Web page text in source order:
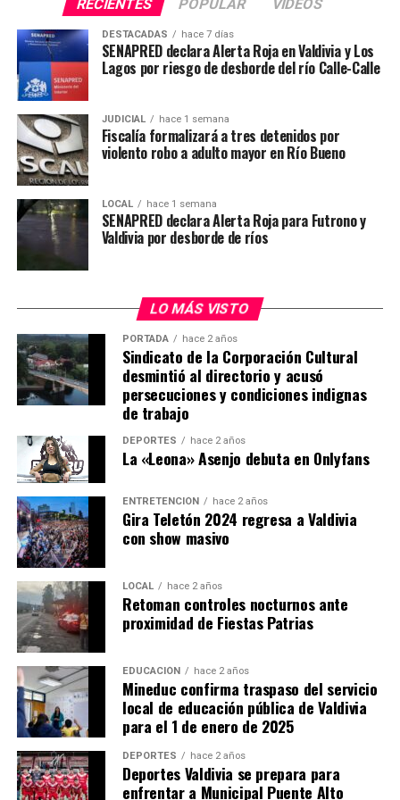
Post Views: 1.068
RECIENTES POPULAR VIDEOS
DESTACADAS hace 7 días
SENAPRED declara Alerta Roja en Valdivia y Los
Lagos por riesgo de desborde del río Calle-Calle
JUDICIAL hace 1 semana
Fiscalía formalizará a tres detenidos por
violento robo a adulto mayor en Río Bueno
LOCAL hace 1 semana
SENAPRED declara Alerta Roja para Futrono y
Valdivia por desborde de ríos
LO MÁS VISTO
PORTADA hace 2 años
Sindicato de la Corporación Cultural
desmintió al directorio y acusó
persecuciones y condiciones indignas
de trabajo
DEPORTES hace 2 años
La «Leona» Asenjo debuta en Onlyfans
ENTRETENCIÓN hace 2 años
Gira Teletón 2024 regresa a Valdivia
con show masivo
LOCAL hace 2 años
Retoman controles nocturnos ante
proximidad de Fiestas Patrias
EDUCACIÓN hace 2 años
Mineduc confirma traspaso del servicio
local de educación pública de Valdivia
para el 1 de enero de 2025
DEPORTES hace 2 años
Deportes Valdivia se prepara para
enfrentar a Municipal Puente Alto